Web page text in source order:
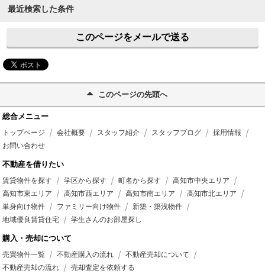
最近検索した条件
このページをメールで送る
このページの先頭へ
総合メニュー
トップページ 会社概要 スタッフ紹介 スタッフブログ
採用情報
お問い合わせ
不動産を借りたい
賃貸物件を探す 学区から探す 町名から探す
高知市中央エリア
高知市東エリア
高知市西エリア 高知市南エリア
高知市北エリア
単身向け物件
ファミリー向け物件
新築・築浅物件
地域優良賃貸住宅
学生さんのお部屋探し
購入・売却について
売買物件一覧 不動産購入の流れ
不動産売却について
不動産売却の流れ
売却査定を依頼する